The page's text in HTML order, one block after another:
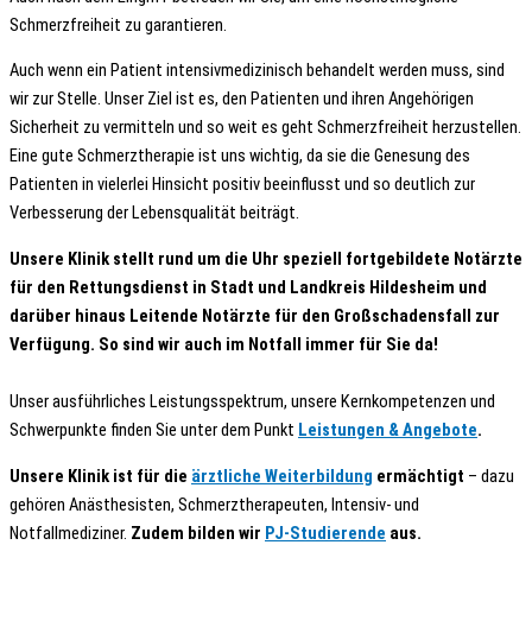
Schmerzfreiheit zu garantieren.
Auch wenn ein Patient intensivmedizinisch behandelt werden muss, sind
wir zur Stelle. Unser Ziel ist es, den Patienten und ihren Angehörigen
Sicherheit zu vermitteln und so weit es geht Schmerzfreiheit herzustellen.
Eine gute Schmerztherapie ist uns wichtig, da sie die Genesung des
Patienten in vielerlei Hinsicht positiv beeinflusst und so deutlich zur
Verbesserung der Lebensqualität beiträgt.
Unsere Klinik stellt rund um die Uhr speziell fortgebildete Notärzte
für den Rettungsdienst in Stadt und Landkreis Hildesheim und
darüber hinaus Leitende Notärzte für den Großschadensfall zur
Verfügung. So sind wir auch im Notfall immer für Sie da!
Unser ausführliches Leistungsspektrum, unsere Kernkompetenzen und
Schwerpunkte finden Sie unter dem Punkt Leistungen & Angebote.
Unsere Klinik ist für die ärztliche Weiterbildung ermächtigt – dazu
gehören Anästhesisten, Schmerztherapeuten, Intensiv- und
Notfallmediziner. Zudem bilden wir PJ-Studierende aus.